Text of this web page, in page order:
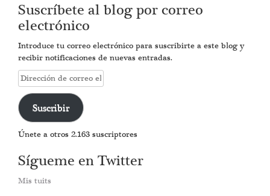
Suscríbete al blog por correo
electrónico
Introduce tu correo electrónico para suscribirte a este blog y
recibir notificaciones de nuevas entradas.
Dirección
de
correo
electrónico
Suscribir
Únete a otros 2.163 suscriptores
Sígueme en Twitter
Mis tuits